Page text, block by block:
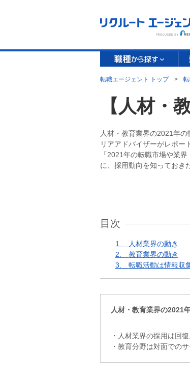
転職エージェント トップ >
【人材・
人材・教育業界の2021年
リアアドバイザーがレポー
「2021年の転職市場や業
に、採用動向を知っておき
目次
1.
人材業界の動き
2. 教育業界の動き
3. 転職活動は情報収
人材・教育業界の2021
・人材業界の採用は回復
・教育分野は対面での